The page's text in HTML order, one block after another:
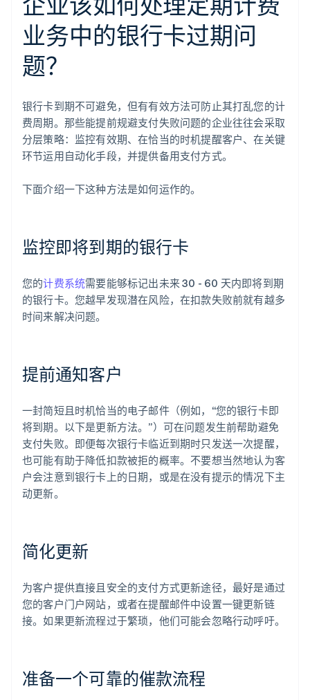
业务中的银行卡过期问
题？
银行卡到期不可避免，但有有效方法可防止其打乱您的计
费周期。那些能提前规避支付失败问题的企业往往会采取
分层策略：监控有效期、在恰当的时机提醒客户、在关键
环节运用自动化手段，并提供备用支付方式。
下面介绍一下这种方法是如何运作的。
监控即将到期的银行卡
您的计费系统需要能够标记出未来 30 - 60 天内即将到期
的银行卡。您越早发现潜在风险，在扣款失败前就有越多
时间来解决问题。
提前通知客户
一封简短且时机恰当的电子邮件（例如，“您的银行卡即
将到期。以下是更新方法。”）可在问题发生前帮助避免
支付失败。即便每次银行卡临近到期时只发送一次提醒，
也可能有助于降低扣款被拒的概率。不要想当然地认为客
户会注意到银行卡上的日期，或是在没有提示的情况下主
动更新。
简化更新
为客户提供直接且安全的支付方式更新途径，最好是通过
您的客户门户网站，或者在提醒邮件中设置一键更新链
接。如果更新流程过于繁琐，他们可能会忽略行动呼吁。
准备一个可靠的催款流程